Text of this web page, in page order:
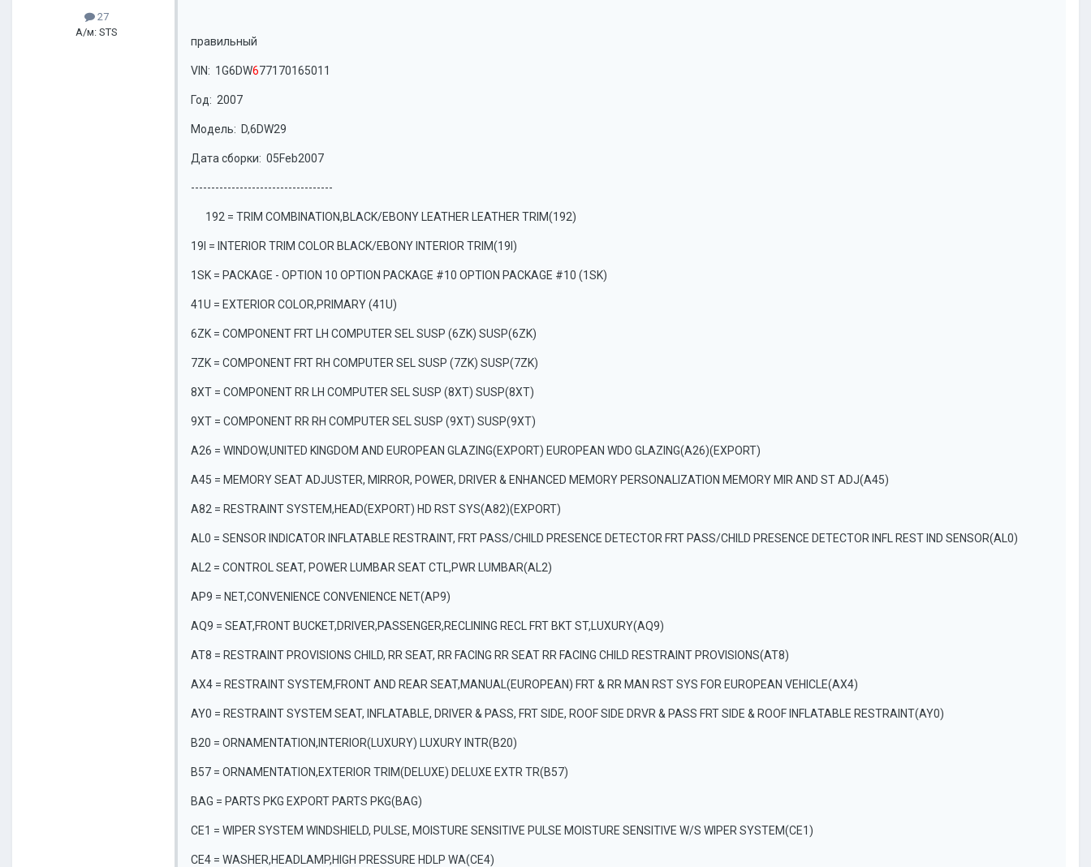
27
А/м: STS
правильный
VIN: 1G6DW677170165011
Год: 2007
Модель: D,6DW29
Дата сборки: 05Feb2007
-----------------------------------
192 = TRIM COMBINATION,BLACK/EBONY LEATHER LEATHER TRIM(192)
19I = INTERIOR TRIM COLOR BLACK/EBONY INTERIOR TRIM(19I)
1SK = PACKAGE - OPTION 10 OPTION PACKAGE #10 OPTION PACKAGE #10 (1SK)
41U = EXTERIOR COLOR,PRIMARY (41U)
6ZK = COMPONENT FRT LH COMPUTER SEL SUSP (6ZK) SUSP(6ZK)
7ZK = COMPONENT FRT RH COMPUTER SEL SUSP (7ZK) SUSP(7ZK)
8XT = COMPONENT RR LH COMPUTER SEL SUSP (8XT) SUSP(8XT)
9XT = COMPONENT RR RH COMPUTER SEL SUSP (9XT) SUSP(9XT)
A26 = WINDOW,UNITED KINGDOM AND EUROPEAN GLAZING(EXPORT) EUROPEAN WDO GLAZING(A26)(EXPORT)
A45 = MEMORY SEAT ADJUSTER, MIRROR, POWER, DRIVER & ENHANCED MEMORY PERSONALIZATION MEMORY MIR AND ST ADJ(A45)
A82 = RESTRAINT SYSTEM,HEAD(EXPORT) HD RST SYS(A82)(EXPORT)
AL0 = SENSOR INDICATOR INFLATABLE RESTRAINT, FRT PASS/CHILD PRESENCE DETECTOR FRT PASS/CHILD PRESENCE DETECTOR INFL REST IND SENSOR(AL0)
AL2 = CONTROL SEAT, POWER LUMBAR SEAT CTL,PWR LUMBAR(AL2)
AP9 = NET,CONVENIENCE CONVENIENCE NET(AP9)
AQ9 = SEAT,FRONT BUCKET,DRIVER,PASSENGER,RECLINING RECL FRT BKT ST,LUXURY(AQ9)
AT8 = RESTRAINT PROVISIONS CHILD, RR SEAT, RR FACING RR SEAT RR FACING CHILD RESTRAINT PROVISIONS(AT8)
AX4 = RESTRAINT SYSTEM,FRONT AND REAR SEAT,MANUAL(EUROPEAN) FRT & RR MAN RST SYS FOR EUROPEAN VEHICLE(AX4)
AY0 = RESTRAINT SYSTEM SEAT, INFLATABLE, DRIVER & PASS, FRT SIDE, ROOF SIDE DRVR & PASS FRT SIDE & ROOF INFLATABLE RESTRAINT(AY0)
B20 = ORNAMENTATION,INTERIOR(LUXURY) LUXURY INTR(B20)
B57 = ORNAMENTATION,EXTERIOR TRIM(DELUXE) DELUXE EXTR TR(B57)
BAG = PARTS PKG EXPORT PARTS PKG(BAG)
CE1 = WIPER SYSTEM WINDSHIELD, PULSE, MOISTURE SENSITIVE PULSE MOISTURE SENSITIVE W/S WIPER SYSTEM(CE1)
CE4 = WASHER,HEADLAMP,HIGH PRESSURE HDLP WA(CE4)